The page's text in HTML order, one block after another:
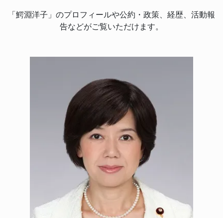
「鰐淵洋子」のプロフィールや公約・政策、経歴、活動報
告などがご覧いただけます。